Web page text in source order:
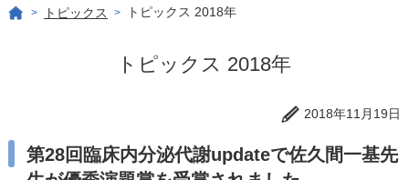
> トピックス > トピックス 2018年
トピックス 2018年
2018年11月19日
第28回臨床内分泌代謝updateで佐久間一基先